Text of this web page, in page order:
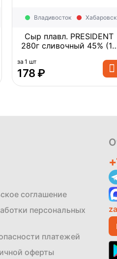
Сыр плавл. PRESIDENT
280г сливочный 45% (16
Владивосток Хабаровск
‍178‍ ₽
за 1 шт
соглашение
персональных
платежей
оферты